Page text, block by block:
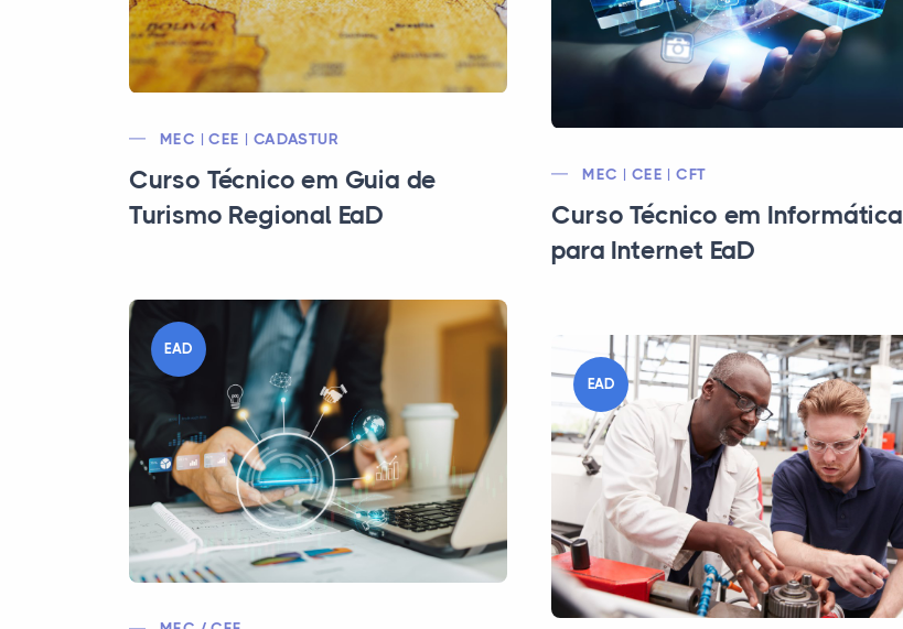
MEC | CEE | CADASTUR
Curso Técnico em Guia de
Turismo Regional EaD
MEC | CEE | CFT
Curso Técnico em Informática
para Internet EaD
EAD
EAD